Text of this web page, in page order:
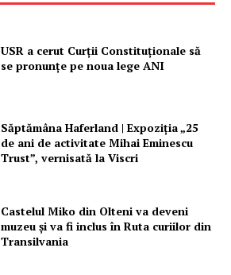
USR a cerut Curții Constituționale să
se pronunțe pe noua lege ANI
Săptămâna Haferland | Expoziţia „25
de ani de activitate Mihai Eminescu
Trust”, vernisată la Viscri
Castelul Miko din Olteni va deveni
muzeu şi va fi inclus în Ruta curiilor din
Transilvania